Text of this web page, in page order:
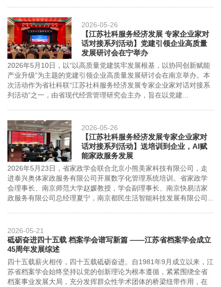
2026-05-26
【江苏社科服务经济发展 专家企业家对
话对接系列活动】党建引领企业高质量
发展研讨会在宁举办
2026年5月10日，以“以高质量党建筑牢发展根基，以协同创新赋能
产业升级”为主题的党建引领企业高质量发展研讨会在南京举办。本
次活动作为省社科联“江苏社科服务经济发展专家企业家对话对接系
列活动”之一，由省现代经营管理研究会主办，旨在以党建...
2026-05-26
【江苏社科服务经济发展专家企业家对
话对接系列活动】送培训到企业，AI赋
能家政服务发展
2026年5月23日，省家政学会联合北京小熊美家科技有限公司，走
进泰兴奥体家政服务有限公司开展数字化管理系统培训。省家政学
会理事长、南京师范大学赵媛教授，学会副理事长、南京快易洁家
政服务有限公司总经理夏宁，南京都民生活智能科技发展有限公司...
2026-05-21
​砥砺奋进四十五载 档案学会谱写新篇 ——江苏省档案学会成立
45周年发展综述
四十五载薪火相传，四十五载砥砺奋进。自1981年9月成立以来，江
苏省档案学会始终坚持以党的创新理论为根本遵循，紧紧围绕全省
档案事业发展大局，充分发挥群众性学术团体的桥梁纽带作用，在